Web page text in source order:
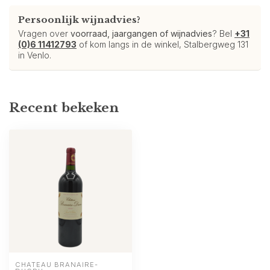
Persoonlijk wijnadvies?
Vragen over voorraad, jaargangen of wijnadvies? Bel +31
(0)6 11412793 of kom langs in de winkel, Stalbergweg 131
in Venlo.
Recent bekeken
CHATEAU BRANAIRE-